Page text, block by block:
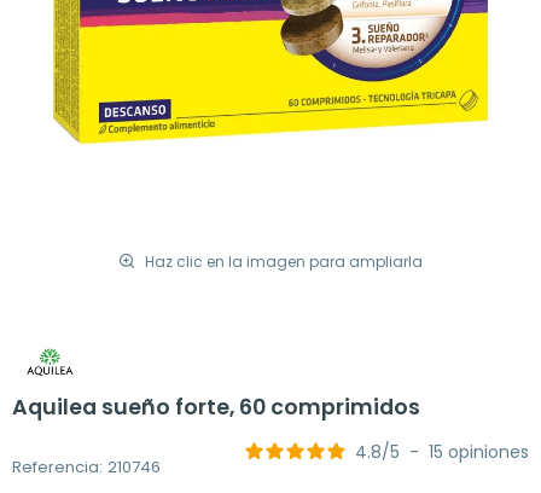
Haz clic en la imagen para ampliarla
Aquilea sueño forte, 60 comprimidos
Referencia: 210746
4.8/5 - 15 opiniones